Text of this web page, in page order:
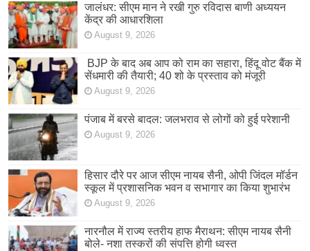
जालंधर: सीएम मान ने रखी गुरु रविदास बाणी अध्ययन
केंद्र की आधारशिला
August 9, 2026
BJP के बाद अब आप को राम का सहारा, हिंदू वोट बैंक में
सेंधमारी की तैयारी; 40 शो के प्रस्ताव को मंजूरी
August 9, 2026
पंजाब में बरसे बादल: जलभराव से लोगों को हुई परेशानी
August 9, 2026
हिसार दौरे पर आज सीएम नायब सैनी, ओपी जिंदल मॉर्डन
स्कूल में प्रशासनिक भवन व सभागार का किया शुभारंभ
August 9, 2026
नारनौल में राज्य स्तरीय हाफ मैराथन: सीएम नायब सैनी
बोले- नशा तस्करों की संपत्ति होगी ध्वस्त